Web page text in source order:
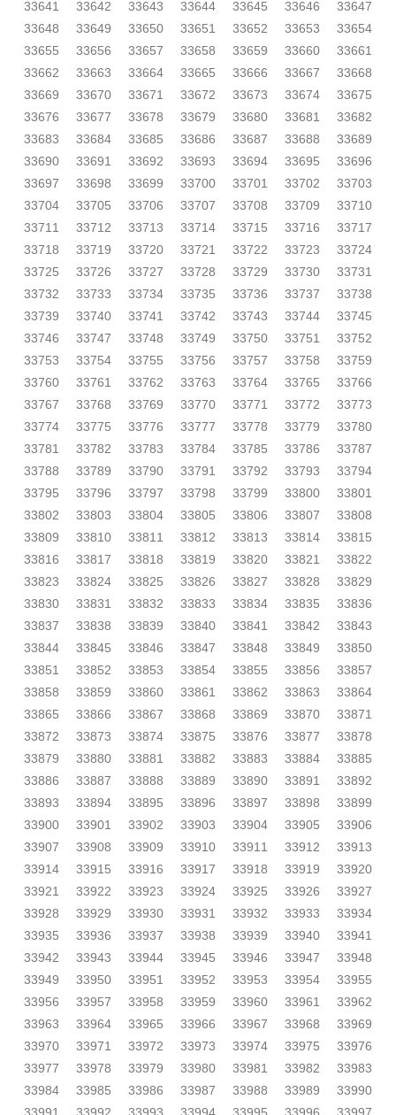
33641 33642 33643 33644 33645 33646
33647
33648
33649 33650 33651 33652 33653
33654
33655
33656 33657 33658 33659 33660
33661
33662
33663 33664 33665 33666 33667
33668
33669
33670 33671 33672 33673 33674
33675
33676
33677 33678 33679 33680 33681
33682
33683
33684 33685 33686 33687 33688
33689
33690
33691 33692 33693 33694 33695
33696
33697
33698 33699 33700 33701 33702
33703
33704
33705 33706 33707 33708 33709
33710
33711
33712 33713 33714 33715 33716
33717
33718
33719 33720 33721 33722 33723
33724
33725
33726 33727 33728 33729 33730
33731
33732
33733 33734 33735 33736 33737
33738
33739
33740 33741 33742 33743 33744
33745
33746
33747 33748 33749 33750 33751
33752
33753
33754 33755 33756 33757 33758
33759
33760
33761 33762 33763 33764 33765
33766
33767
33768 33769 33770 33771 33772
33773
33774
33775 33776 33777 33778 33779
33780
33781
33782 33783 33784 33785 33786
33787
33788
33789 33790 33791 33792 33793
33794
33795
33796 33797 33798 33799 33800
33801
33802
33803 33804 33805 33806 33807
33808
33809
33810 33811 33812 33813 33814
33815
33816
33817 33818 33819 33820 33821
33822
33823
33824 33825 33826 33827 33828
33829
33830
33831 33832 33833 33834 33835
33836
33837
33838 33839 33840 33841 33842
33843
33844
33845 33846 33847 33848 33849
33850
33851
33852 33853 33854 33855 33856
33857
33858
33859 33860 33861 33862 33863
33864
33865
33866 33867 33868 33869 33870
33871
33872
33873 33874 33875 33876 33877
33878
33879
33880 33881 33882 33883 33884
33885
33886
33887 33888 33889 33890 33891
33892
33893
33894 33895 33896 33897 33898
33899
33900
33901 33902 33903 33904 33905
33906
33907
33908 33909 33910 33911 33912
33913
33914
33915 33916 33917 33918 33919
33920
33921
33922 33923 33924 33925 33926
33927
33928
33929 33930 33931 33932 33933
33934
33935
33936 33937 33938 33939 33940
33941
33942
33943 33944 33945 33946 33947
33948
33949
33950 33951 33952 33953 33954
33955
33956
33957 33958 33959 33960 33961
33962
33963
33964 33965 33966 33967 33968
33969
33970
33971 33972 33973 33974 33975
33976
33977
33978 33979 33980 33981 33982
33983
33984
33985 33986 33987 33988 33989
33990